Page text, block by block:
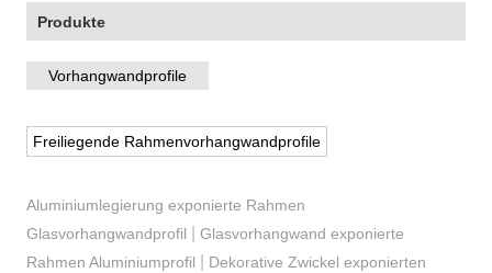
Produkte
Vorhangwandprofile
Freiliegende Rahmenvorhangwandprofile
Aluminiumlegierung exponierte Rahmen
Glasvorhangwandprofil
Glasvorhangwand exponierte
Rahmen Aluminiumprofil
Dekorative Zwickel exponierten